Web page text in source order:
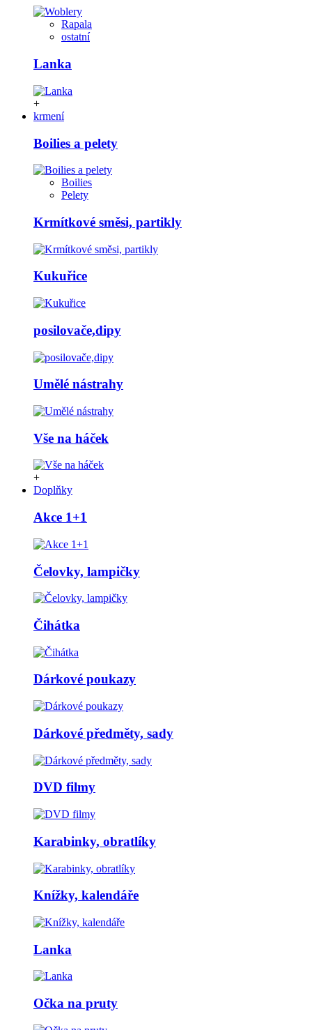
Rapala
ostatní
Lanka
+
krmení
Boilies a pelety
Boilies
Pelety
Krmítkové směsi, partikly
Kukuřice
posilovače,dipy
Umělé nástrahy
Vše na háček
+
Doplňky
Akce 1+1
Čelovky, lampičky
Čihátka
Dárkové poukazy
Dárkové předměty, sady
DVD filmy
Karabinky, obratlíky
Knížky, kalendáře
Lanka
Očka na pruty